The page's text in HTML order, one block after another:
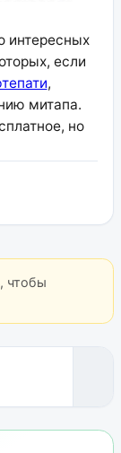
интересных
если
,
митапа.
но
, чтобы